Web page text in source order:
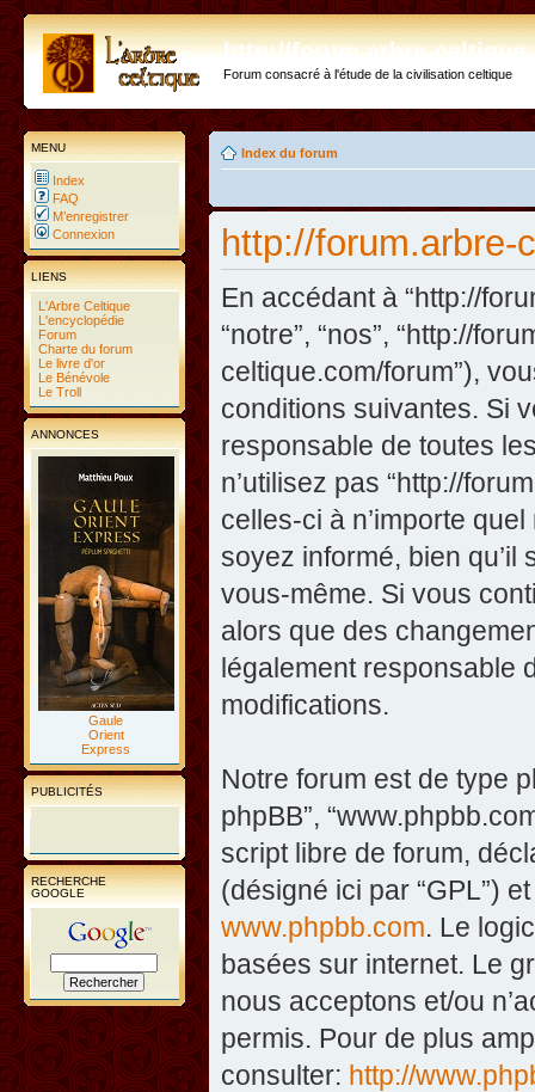
http://forum.arbre-
Forum consacré à l'étude de la civilisation celtique
MENU
Index
FAQ
M’enregistrer
Connexion
LIENS
L'Arbre Celtique
L'encyclopédie
Forum
Charte du forum
Le livre d'or
Le Bénévole
Le Troll
ANNONCES
Gaule
Orient
Express
PUBLICITÉS
RECHERCHE
GOOGLE
Index du forum
http://forum.arbre-
En accédant à “http://
“notre”, “nos”, “http://
celtique.com/forum”),
conditions suivantes. Si
responsable de toutes
n’utilisez pas “http://
celles-ci à n’importe
soyez informé, bien
vous-même. Si vous
alors que des
légalement responsable
modifications.
Notre forum est de type
phpBB”,
script libre de forum,
(désigné ici par “GPL”)
www.phpbb.com. Le
basées sur internet. Le
nous acceptons et/ou
permis. Pour de plus
consulter: http://